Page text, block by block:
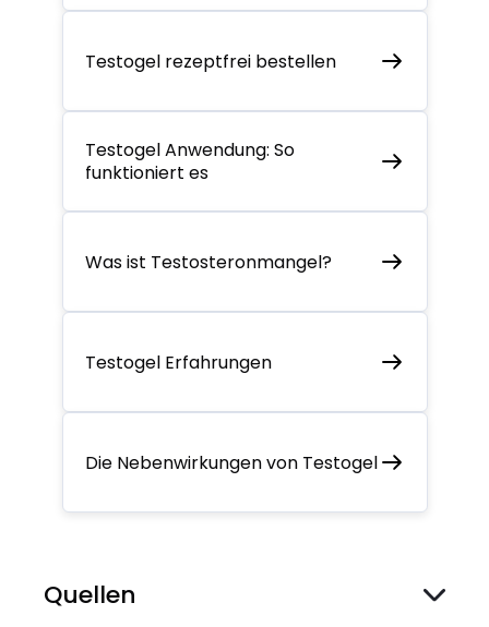
Testogel rezeptfrei bestellen
Testogel Anwendung: So
funktioniert es
Was ist Testosteronmangel?
Testogel Erfahrungen
Die Nebenwirkungen von Testogel
Quellen